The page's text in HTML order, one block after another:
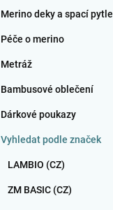
Merino deky a spací pytle
Péče o merino
Metráž
Bambusové oblečení
Dárkové poukazy
Vyhledat podle značek
LAMBIO (CZ)
ZM BASIC (CZ)